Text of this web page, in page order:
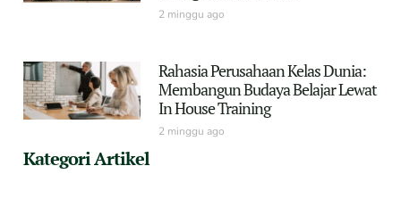
2 minggu ago
Rahasia Perusahaan Kelas Dunia:
Membangun Budaya Belajar Lewat
In House Training
2 minggu ago
Kategori Artikel